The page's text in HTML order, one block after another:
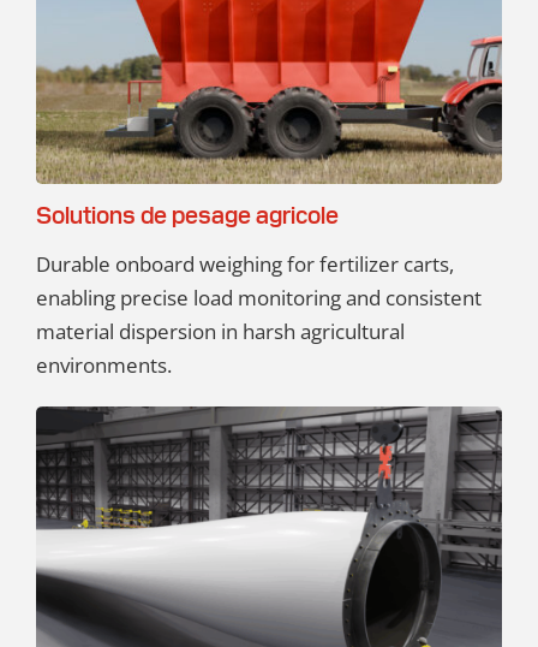
Solutions de pesage agricole
Durable onboard weighing for fertilizer carts,
enabling precise load monitoring and consistent
material dispersion in harsh agricultural
environments.